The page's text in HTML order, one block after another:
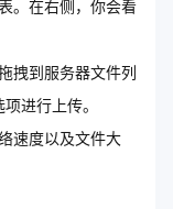
。在右侧，你会看
拽到服务器文件列
进行上传。
速度以及文件大